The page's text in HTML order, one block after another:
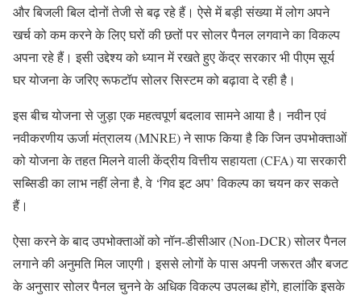
और बिजली बिल दोनों तेजी से बढ़ रहे हैं। ऐसे में बड़ी संख्या में लोग अपने
खर्च को कम करने के लिए घरों की छतों पर सोलर पैनल लगवाने का विकल्प
अपना रहे हैं। इसी उद्देश्य को ध्यान में रखते हुए केंद्र सरकार भी पीएम सूर्य
घर योजना के जरिए रूफटॉप सोलर सिस्टम को बढ़ावा दे रही है।
इस बीच योजना से जुड़ा एक महत्वपूर्ण बदलाव सामने आया है। नवीन एवं
नवीकरणीय ऊर्जा मंत्रालय (MNRE) ने साफ किया है कि जिन उपभोक्ताओं
को योजना के तहत मिलने वाली केंद्रीय वित्तीय सहायता (CFA) या सरकारी
सब्सिडी का लाभ नहीं लेना है, वे ‘गिव इट अप’ विकल्प का चयन कर सकते
हैं।
ऐसा करने के बाद उपभोक्ताओं को नॉन-डीसीआर (Non-DCR) सोलर पैनल
लगाने की अनुमति मिल जाएगी। इससे लोगों के पास अपनी जरूरत और बजट
के अनुसार सोलर पैनल चुनने के अधिक विकल्प उपलब्ध होंगे, हालांकि इसके